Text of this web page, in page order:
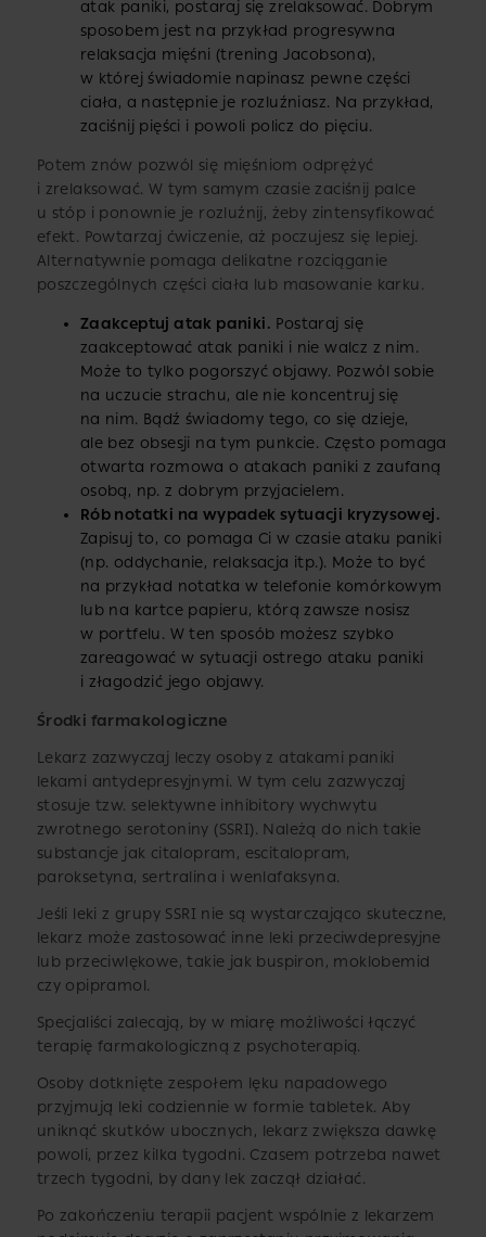
atak paniki, postaraj się zrelaksować. Dobrym
sposobem jest na przykład progresywna
relaksacja mięśni (trening Jacobsona),
w której świadomie napinasz pewne części
ciała, a następnie je rozluźniasz. Na przykład,
zaciśnij pięści i powoli policz do pięciu.
Potem znów pozwól się mięśniom odprężyć
i zrelaksować. W tym samym czasie zaciśnij palce
u stóp i ponownie je rozluźnij, żeby zintensyfikować
efekt. Powtarzaj ćwiczenie, aż poczujesz się lepiej.
Alternatywnie pomaga delikatne rozciąganie
poszczególnych części ciała lub masowanie karku.
Zaakceptuj atak paniki. Postaraj się
zaakceptować atak paniki i nie walcz z nim.
Może to tylko pogorszyć objawy. Pozwól sobie
na uczucie strachu, ale nie koncentruj się
na nim. Bądź świadomy tego, co się dzieje,
ale bez obsesji na tym punkcie. Często pomaga
otwarta rozmowa o atakach paniki z zaufaną
osobą, np. z dobrym przyjacielem.
Rób notatki na wypadek sytuacji kryzysowej.
Zapisuj to, co pomaga Ci w czasie ataku paniki
(np. oddychanie, relaksacja itp.). Może to być
na przykład notatka w telefonie komórkowym
lub na kartce papieru, którą zawsze nosisz
w portfelu. W ten sposób możesz szybko
zareagować w sytuacji ostrego ataku paniki
i złagodzić jego objawy.
Środki farmakologiczne
Lekarz zazwyczaj leczy osoby z atakami paniki
lekami antydepresyjnymi. W tym celu zazwyczaj
stosuje tzw. selektywne inhibitory wychwytu
zwrotnego serotoniny (SSRI). Należą do nich takie
substancje jak citalopram, escitalopram,
paroksetyna, sertralina i wenlafaksyna.
Jeśli leki z grupy SSRI nie są wystarczająco skuteczne,
lekarz może zastosować inne leki przeciwdepresyjne
lub przeciwlękowe, takie jak buspiron, moklobemid
czy opipramol.
Specjaliści zalecają, by w miarę możliwości łączyć
terapię farmakologiczną z psychoterapią.
Osoby dotknięte zespołem lęku napadowego
przyjmują leki codziennie w formie tabletek. Aby
uniknąć skutków ubocznych, lekarz zwiększa dawkę
powoli, przez kilka tygodni. Czasem potrzeba nawet
trzech tygodni, by dany lek zaczął działać.
Po zakończeniu terapii pacjent wspólnie z lekarzem